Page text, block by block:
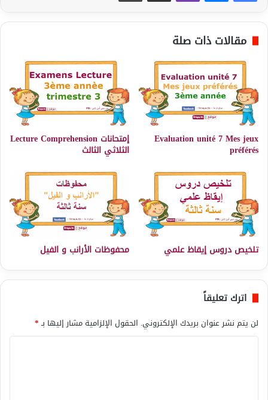
مقالات ذات صلة
Evaluation unité 7 Mes jeux
préférés
إمتحانات Lecture Comprehension
الثلاثي الثالث
تلخيص دروس إيقاظ علمي محفوظات الأرانب و الفيل
اترك تعليقاً
لن يتم نشر عنوان بريدك الإلكتروني. الحقول الإلزامية مشار إليها بـ*